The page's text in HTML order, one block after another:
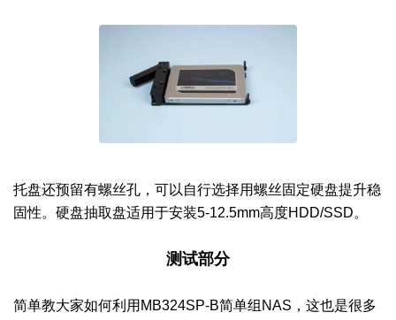
托盘还预留有螺丝孔，可以自行选择用螺丝固定硬盘提升稳
固性。硬盘抽取盘适用于安装5-12.5mm高度HDD/SSD。
测试部分
简单教大家如何利用MB324SP-B简单组NAS，这也是很多